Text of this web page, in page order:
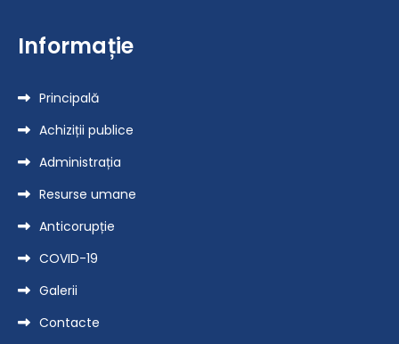
Informație
Principală
Achiziții publice
Administrația
Resurse umane
Anticorupție
COVID-19
Galerii
Contacte